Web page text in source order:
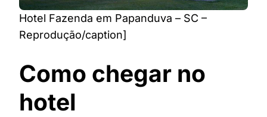
Hotel Fazenda em Papanduva – SC –
Reprodução/caption]
Como chegar no
hotel